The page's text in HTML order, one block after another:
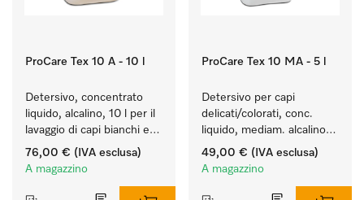
ProCare Tex 10 A - 10 l
Detersivo, concentrato
liquido, alcalino, 10 l per il
lavaggio di capi bianchi e
colorati resistenti.
76,00 € (IVA esclusa)
A magazzino
ProCare Tex 10 MA - 5 l
Detersivo per capi
delicati/colorati, conc.
liquido, mediam. alcalino,
5 l per il lavaggio di capi
colorati e capi delicati.
49,00 € (IVA esclusa)
A magazzino